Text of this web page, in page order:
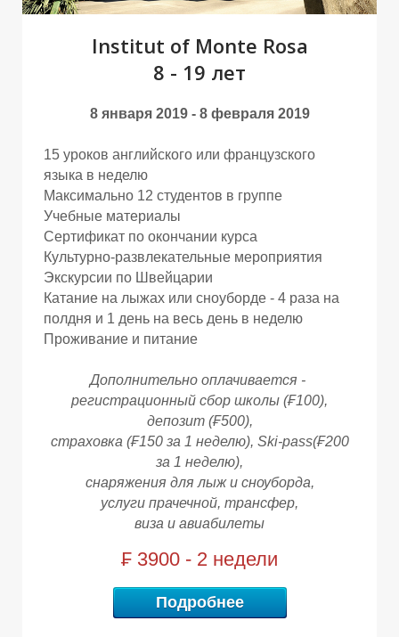
Р
Institut of Monte Rosa
8 - 19 лет
8 января 2019 - 8 февраля 2019
15 уроков английского или французского
языка в неделю
Максимально 12 студентов в группе
Учебные материалы
Сертификат по окончании курса
Культурно-развлекательные мероприятия
Экскурсии по Швейцарии
Катание на лыжах или сноуборде - 4 раза на
полдня и 1 день на весь день в неделю
Проживание и питание
Дополнительно оплачивается -
регистрационный сбор школы (₣100),
депозит (₣500),
страховка (₣150 за 1 неделю), Ski-pass(₣200
за 1 неделю),
снаряжения для лыж и сноуборда,
услуги прачечной, трансфер,
виза и авиабилеты
₣ 3900 - 2 недели
Подробнее
Р